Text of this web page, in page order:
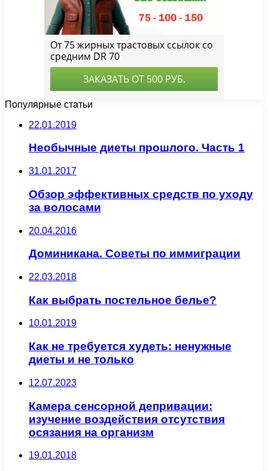
Популярные статьи
22.01.2019
Необычные диеты прошлого. Часть 1
31.01.2017
Обзор эффективных средств по уходу
за волосами
20.04.2016
Доминикана. Советы по иммиграции
22.03.2018
Как выбрать постельное белье?
10.01.2019
Как не требуется худеть: ненужные
диеты и не только
12.07.2023
Камера сенсорной депривации:
изучение воздействия отсутствия
осязания на организм
19.01.2018